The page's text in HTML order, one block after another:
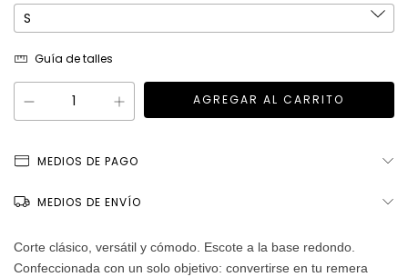
Guía de talles
MEDIOS DE PAGO
MEDIOS DE ENVÍO
Corte clásico, versátil y cómodo. Escote a la base redondo.
Confeccionada con un solo objetivo: convertirse en tu remera